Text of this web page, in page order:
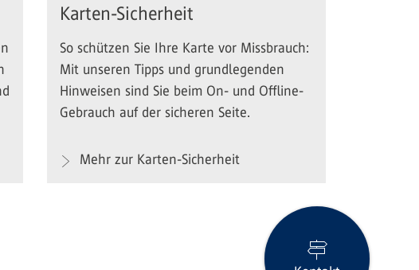
Karten-Sicherheit
So schützen Sie Ihre Karte vor Missbrauch:
Mit unseren Tipps und grundlegenden
Hinweisen sind Sie beim On- und Offline-
Gebrauch auf der sicheren Seite.
Mehr zur Karten-Sicherheit